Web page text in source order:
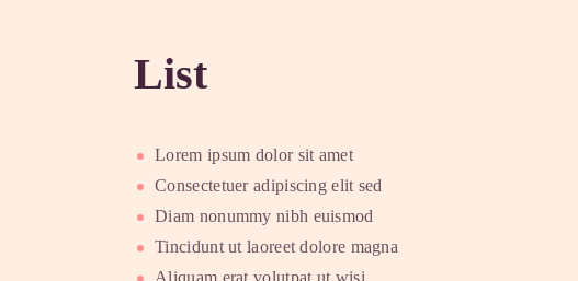
List
Lorem ipsum dolor sit amet
Consectetuer adipiscing elit sed
Diam nonummy nibh euismod
Tincidunt ut laoreet dolore magna